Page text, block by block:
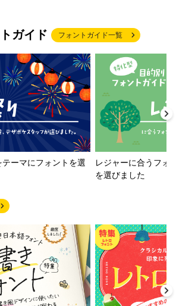
ガイド フォントガイド一覧
ーマにフォントを選
レジャーに合うフォ
を選びました